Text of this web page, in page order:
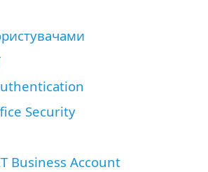
Security
Business Account